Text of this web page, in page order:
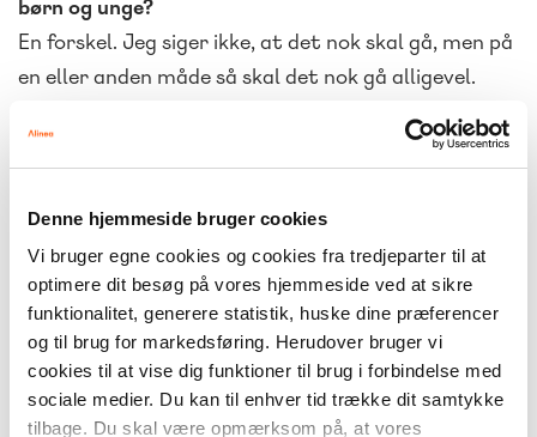
Denne hjemmeside bruger cookies
Vi bruger egne cookies og cookies fra tredjeparter til at
optimere dit besøg på vores hjemmeside ved at sikre
funktionalitet, generere statistik, huske dine præferencer
og til brug for markedsføring. Herudover bruger vi
cookies til at vise dig funktioner til brug i forbindelse med
sociale medier. Du kan til enhver tid trække dit samtykke
tilbage. Du skal være opmærksom på, at vores
børn og unge?
En forskel. Jeg siger ikke, at det nok skal gå, men på
en eller anden måde så skal det nok gå alligevel.
at leve livet. Jeg stiller mig selv til rådighed med
været nemt.” Der var mange omkring mig, der ikke
troede, jeg skulle stå her i dag og være 49 år
gammel. Jeg vil gerne kaste noget håb ud i verden.
Også til dem, der sidder ude i klasselokalerne med
mine bøger mellem hænderne og virkelig selv bare
er ramt af håbløshed og mørke, hvor det kan være
helt umuligt at se, at der også er lys. Mine